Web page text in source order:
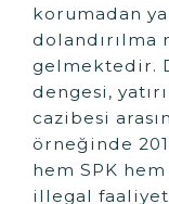
korumadan
dolandırılma
gelmektedir.
dengesi,
cazibesi
örneğinde
hem SPK
illegal